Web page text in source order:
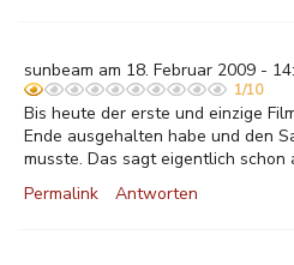
sunbeam am 18. Februar 2009 -
1/10
Bis heute der erste und einzige
Ende ausgehalten habe und den
musste. Das sagt eigentlich schon
Permalink
Antworten